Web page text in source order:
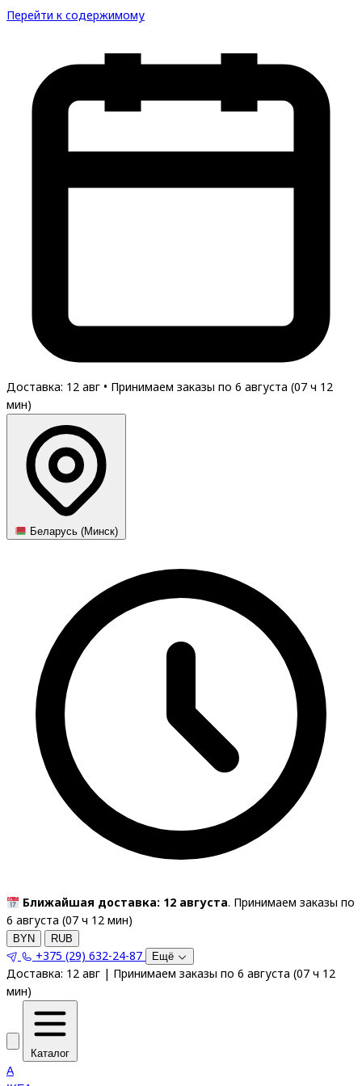
Перейти к содержимому
Доставка: 12 авг • Принимаем заказы по 6 августа (07 ч 12
мин)
Беларусь (Минск)
Ближайшая доставка: 12 августа. Принимаем заказы по
6 августа (07 ч 12 мин)
BYN RUB
+375 (29) 632-24-87 Ещё
Доставка: 12 авг | Принимаем заказы по 6 августа (07 ч 12
мин)
Каталог
A